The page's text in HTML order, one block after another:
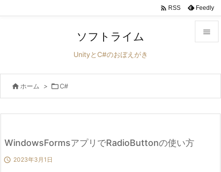


前へ
 RSS Feedly
ソフトライム
UnityとC#のおぼえがき
 ホーム > C#
WindowsFormsアプリでRadioButtonの使い方
 2023年3月1日